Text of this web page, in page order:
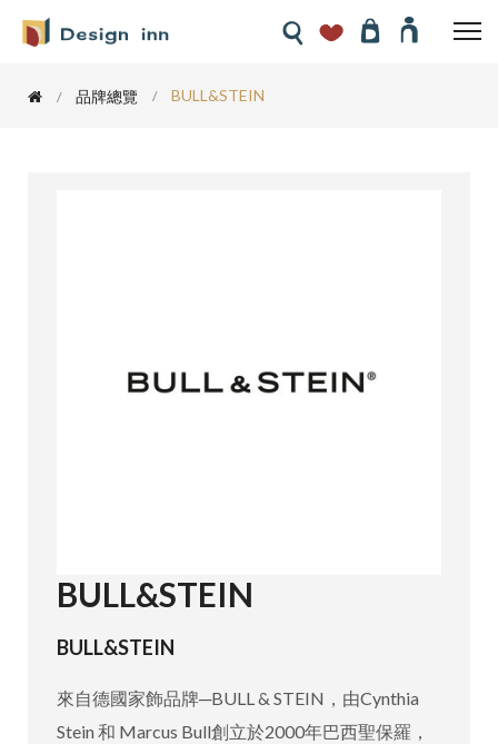
品牌總覽 BULL&STEIN
BULL&STEIN
BULL&STEIN
來自德國家飾品牌─BULL & STEIN，由Cynthia
Stein 和 Marcus Bull創立於2000年巴西聖保羅，